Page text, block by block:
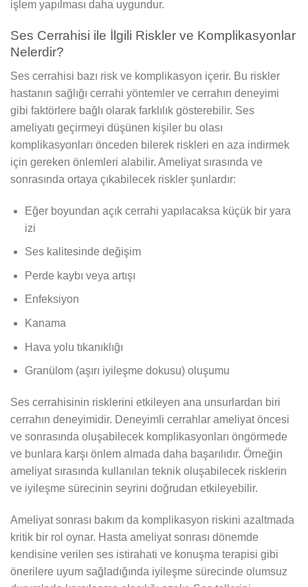
işlem yapılması daha uygundur.
Ses Cerrahisi ile İlgili Riskler ve Komplikasyonlar
Nelerdir?
Ses cerrahisi bazı risk ve komplikasyon içerir. Bu riskler
hastanın sağlığı cerrahi yöntemler ve cerrahın deneyimi
gibi faktörlere bağlı olarak farklılık gösterebilir. Ses
ameliyatı geçirmeyi düşünen kişiler bu olası
komplikasyonları önceden bilerek riskleri en aza indirmek
için gereken önlemleri alabilir. Ameliyat sırasında ve
sonrasında ortaya çıkabilecek riskler şunlardır:
Eğer boyundan açık cerrahi yapılacaksa küçük bir yara
izi
Ses kalitesinde değişim
Perde kaybı veya artışı
Enfeksiyon
Kanama
Hava yolu tıkanıklığı
Granülom (aşırı iyileşme dokusu) oluşumu
Ses cerrahisinin risklerini etkileyen ana unsurlardan biri
cerrahın deneyimidir. Deneyimli cerrahlar ameliyat öncesi
ve sonrasında oluşabilecek komplikasyonları öngörmede
ve bunlara karşı önlem almada daha başarılıdır. Örneğin
ameliyat sırasında kullanılan teknik oluşabilecek risklerin
ve iyileşme sürecinin seyrini doğrudan etkileyebilir.
Ameliyat sonrası bakım da komplikasyon riskini azaltmada
kritik bir rol oynar. Hasta ameliyat sonrası dönemde
kendisine verilen ses istirahati ve konuşma terapisi gibi
önerilere uyum sağladığında iyileşme sürecinde olumsuz